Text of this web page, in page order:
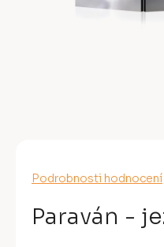
Průměrné
produktu
je
Podrobnosti hodnocení
Paraván -